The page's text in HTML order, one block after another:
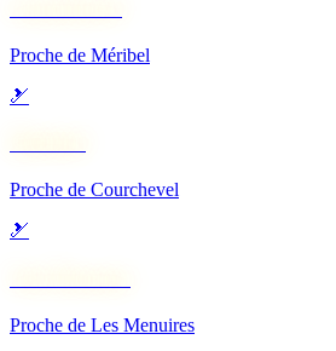
Proche de Méribel
🎿
Proche de Courchevel
🎿
Proche de Les Menuires